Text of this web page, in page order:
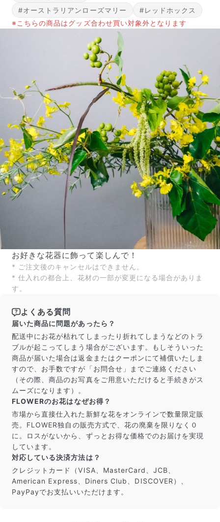
届いたお花に元気がなかったら？
もし届いたお花に「枯れている」「折れている」などの
不備があった場合は、些細なことでもお気軽にサポート
までご連絡ください。ご返金にて補償いたします。
写真と同じものが届く？
商品ページに掲載している写真は、実際にお届けする商
品を撮影したものです。お花は生き物なので、どうして
も色味やサイズ・咲き方に個体差はありますが、できる
だけ写真のイメージに近いものをお届けできるように人
よくある質問
Q. 毎月自動でお花が届くサービスですか？
いいえ、毎月自動でお届けするサービスではありません。好
きな時に好きな花をご注文いただけます。
Q. 配送できないエリアはありますか？
ただいま沖縄・離島エリアへの配送には対応しておりませ
#オーストラリアンローズマリー
#レッドホックス
※こちらの商品はグッズ合わせ買い対象外となります
お好きな花器に飾って楽しんで！
* ご注文後のキャンセルはできません。
* 仕入れの都合上、花材の一部が変更になる場合がありま
す。
よくある質問
届いた商品に問題があったら？
配送中にお花が枯れてしまったり折れてしまうなどのトラ
ブルが起こってしまう場合がございます。もしそういった
商品が届いた場合は返金またはクーポンにて補償いたしま
すので、お手数ですが「お問合せ」までご連絡ください
（その際、商品のお写真をご用意いただけると手続きがス
ムーズになります）。
FLOWERのお花はなぜお得？
市場から直接仕入れた新鮮な花をオンラインで数量限定販
売。FLOWER独自の販売方式で、花の廃棄を限りなく０
に。ロスがないから、ずっとお得な価格でのお届けを実現
しています。
対応している決済方法は？
クレジットカード（VISA、MasterCard、JCB、
American Express、Diners Club、DISCOVER）、
PayPayでお支払いいただけます。